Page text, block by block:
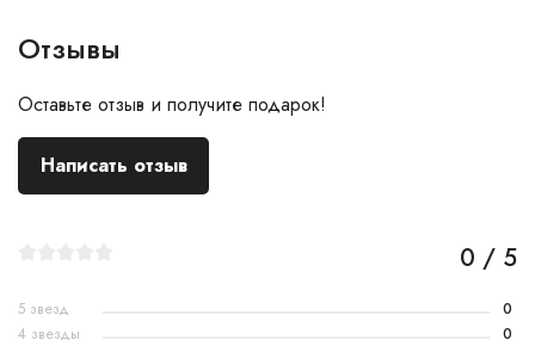
Отзывы
Оставьте отзыв и получите подарок!
Написать отзыв
0 / 5
5 звезд
0
4 звезды
0